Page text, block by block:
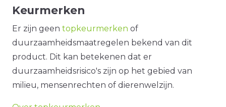
Keurmerken
Er zijn geen topkeurmerken of
duurzaamheidsmaatregelen bekend van dit
product. Dit kan betekenen dat er
duurzaamheidsrisico's zijn op het gebied van
milieu, mensenrechten of dierenwelzijn.